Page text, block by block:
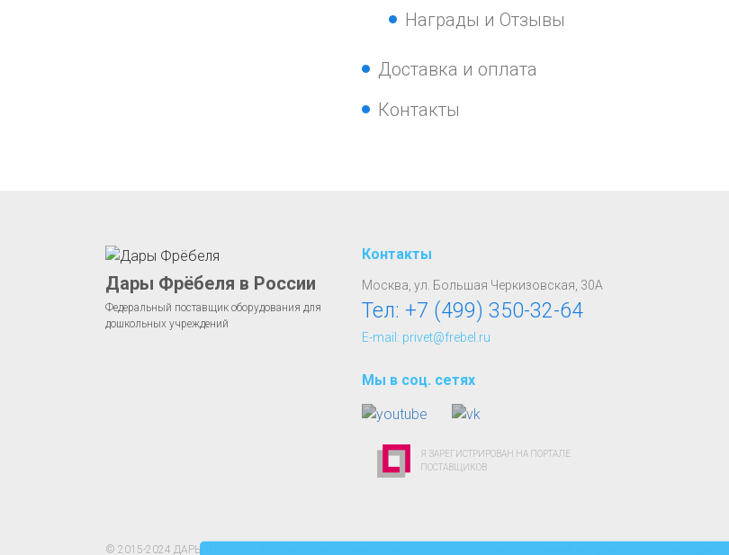
Награды и Отзывы
Доставка и оплата
Контакты
Дары Фрёбеля в России
Федеральный поставщик оборудования для
дошкольных учреждений
Контакты
Москва, ул. Большая Черкизовская, 30А
Тел: +7 (499) 350-32-64
E-mail: privet@frebel.ru
Мы в соц. сетях
Я ЗАРЕГИСТРИРОВАН НА ПОРТАЛЕ
ПОСТАВЩИКОВ
© 2015-2024 ДАРЫ ФРЁБЕЛЯ. Без письменного разрешения владельца любое использование материалов сайта запрещено.